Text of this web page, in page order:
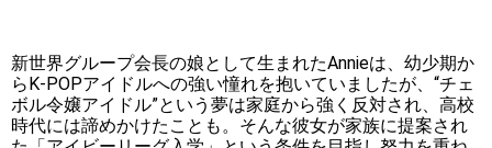
新世界グループ会長の娘として生まれたAnnieは、幼少期か
らK-POPアイドルへの強い憧れを抱いていましたが、“チェ
ボル令嬢アイドル”という夢は家庭から強く反対され、高校
時代には諦めかけたことも。そんな彼女が家族に提案され